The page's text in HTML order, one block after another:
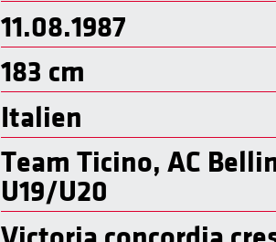
11.08.1987
183 cm
Italien
Team Ticino, AC
U19/U20